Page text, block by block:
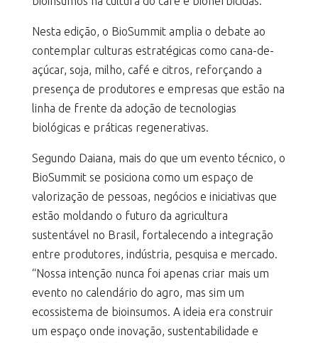
Nesta edição, o BioSummit amplia o debate ao
contemplar culturas estratégicas como cana-de-
açúcar, soja, milho, café e citros, reforçando a
presença de produtores e empresas que estão na
linha de frente da adoção de tecnologias
biológicas e práticas regenerativas.
Segundo Daiana, mais do que um evento técnico, o
BioSummit se posiciona como um espaço de
valorização de pessoas, negócios e iniciativas que
estão moldando o futuro da agricultura
sustentável no Brasil, fortalecendo a integração
entre produtores, indústria, pesquisa e mercado.
“Nossa intenção nunca foi apenas criar mais um
evento no calendário do agro, mas sim um
ecossistema de bioinsumos. A ideia era construir
um espaço onde inovação, sustentabilidade e